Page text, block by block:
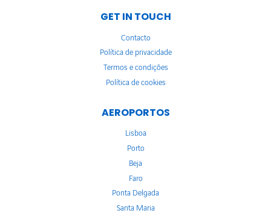
GET IN TOUCH
Contacto
Política de privacidade
Termos e condições
Política de cookies
AEROPORTOS
Lisboa
Porto
Beja
Faro
Ponta Delgada
Santa Maria